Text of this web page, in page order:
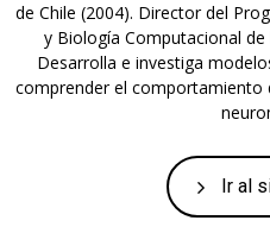
de Chile (2004). Director del
y Biología Computacional de
Desarrolla e investiga
comprender el comportamiento
Ir al